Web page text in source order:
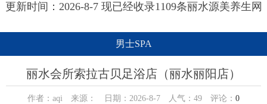
更新时间：2026-8-7 现已经收录1109条丽水源美养生网
男士SPA
丽水会所索拉古贝足浴店（丽水丽阳店）
作者：aqi 来源： 日期：2026-8-7 人气： 49 评论： 0